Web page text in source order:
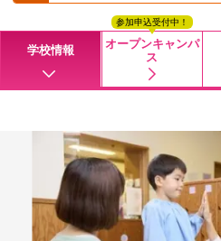
学校情報
オープンキャンパ
ス
参加申込受付中！